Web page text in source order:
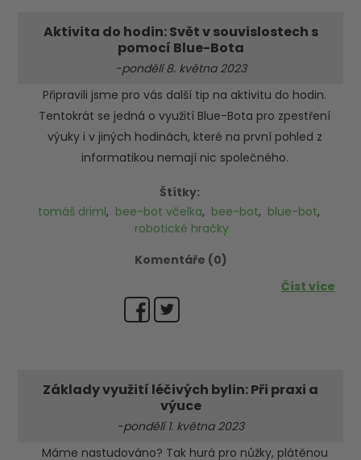
Aktivita do hodin: Svět v souvislostech s
pomocí Blue-Bota
-pondělí 8. května 2023
Připravili jsme pro vás další tip na aktivitu do hodin.
Tentokrát se jedná o využití Blue-Bota pro zpestření
výuky i v jiných hodinách, které na první pohled z
informatikou nemají nic společného.
Štítky:
tomáš driml, bee-bot včelka, bee-bot, blue-bot,
robotické hračky
Komentáře (0)
Číst více
Základy využití léčivých bylin: Při praxi a
výuce
-pondělí 1. května 2023
Máme nastudováno? Tak hurá pro nůžky, plátěnou